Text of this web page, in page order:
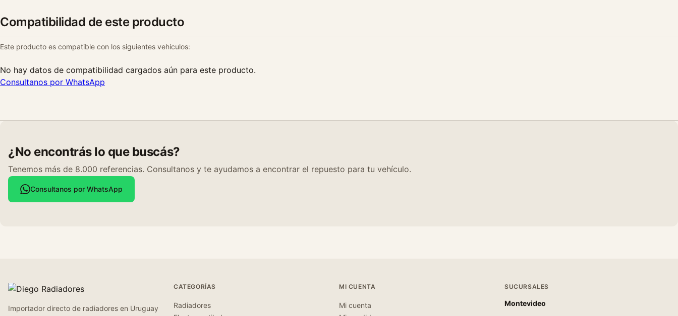
Compatibilidad de este producto
Este producto es compatible con los siguientes vehículos:
No hay datos de compatibilidad cargados aún para este producto.
Consultanos por WhatsApp
¿No encontrás lo que buscás?
Tenemos más de 8.000 referencias. Consultanos y te ayudamos a encontrar el repuesto para tu vehículo.
Consultanos por WhatsApp
Importador directo de radiadores en Uruguay
CATEGORÍAS
Radiadores
MI CUENTA
Mi cuenta
SUCURSALES
Montevideo